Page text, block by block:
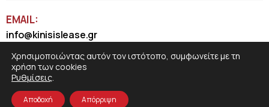
EMAIL:
info@kinisislease.gr
Χρησιμοποιώντας αυτόν τον ιστότοπο, συμφωνείτε με τη
χρήση των cookies
Ρυθμίσεις.
Αποδοχή Απόρριψη